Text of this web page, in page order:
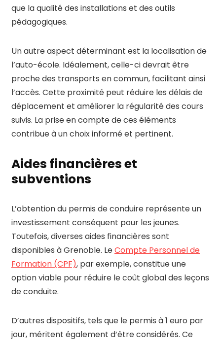
que la qualité des installations et des outils
pédagogiques.
Un autre aspect déterminant est la localisation de
l’auto-école. Idéalement, celle-ci devrait être
proche des transports en commun, facilitant ainsi
l’accès. Cette proximité peut réduire les délais de
déplacement et améliorer la régularité des cours
suivis. La prise en compte de ces éléments
contribue à un choix informé et pertinent.
Aides financières et
subventions
L’obtention du permis de conduire représente un
investissement conséquent pour les jeunes.
Toutefois, diverses aides financières sont
disponibles à Grenoble. LeCompte Personnel de
Formation (CPF), par exemple, constitue une
option viable pour réduire le coût global des leçons
de conduite.
D’autres dispositifs, tels que le permis à 1 euro par
jour, méritent également d’être considérés. Ce